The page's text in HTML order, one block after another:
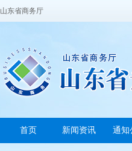
山东省商务厅
首页 新闻资讯 通知